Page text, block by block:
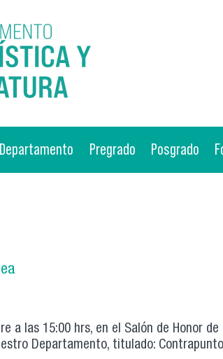
Departamento Pregrado Posgrado
a las 15:00 hrs, en el Salón de Honor
Departamento, titulado: